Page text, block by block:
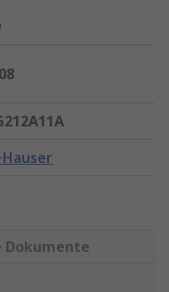
Dokumente